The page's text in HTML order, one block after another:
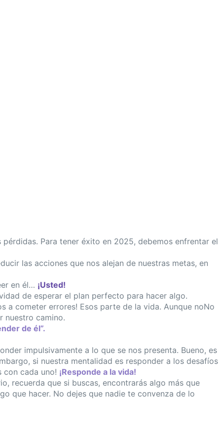
Para tener éxito en 2025, debemos enfrentar el
las acciones que nos alejan de nuestras metas, en
en él… ¡Usted!
de esperar el plan perfecto para hacer algo.
a cometer errores! Esos parte de la vida. Aunque noNo
nuestro camino.
de él”.
impulsivamente a lo que se nos presenta. Bueno, es
si nuestra mentalidad es responder a los desafíos
con cada uno! ¡Responde a la vida!
recuerda que si buscas, encontrarás algo más que
que hacer. No dejes que nadie te convenza de lo